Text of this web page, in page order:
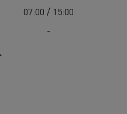
07:00 / 15:00
-